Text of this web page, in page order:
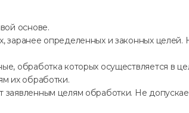
основе.
определенных и законных
обработка которых осуществляется в
их обработки.
целям обработки. Не